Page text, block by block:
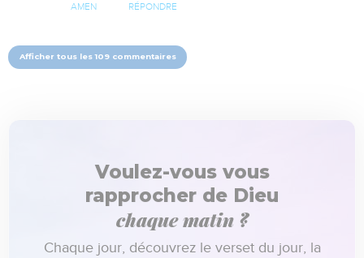
AMEN RÉPONDRE
Afficher tous les 109 commentaires
Voulez-vous vous
rapprocher de Dieu
chaque matin ?
Chaque jour, découvrez le verset du jour, la